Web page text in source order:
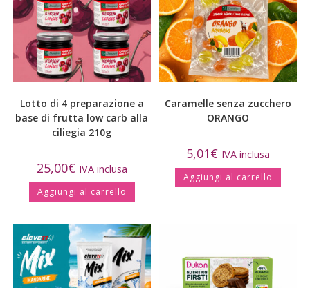
Lotto di 4 preparazione a
base di frutta low carb alla
ciliegia 210g
25,00€ IVA inclusa
Aggiungi al carrello
Caramelle senza zucchero
ORANGO
5,01€ IVA inclusa
Aggiungi al carrello